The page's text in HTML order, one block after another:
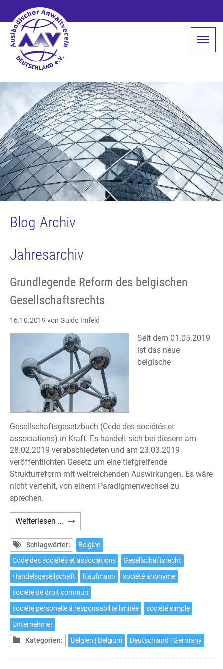
Blog-Archiv
Jahresarchiv
Grundlegende Reform des belgischen
Gesellschaftsrechts
16.10.2019 von Guido Imfeld
Seit dem 01.05.2019
ist das neue
belgische
Gesellschaftsgesetzbuch (Code des sociétés et
associations) in Kraft. Es handelt sich bei diesem am
28.02.2019 verabschiedeten und am 23.03.2019
veröffentlichten Gesetz um eine tiefgreifende
Strukturreform mit weitreichenden Auswirkungen. Es wäre
nicht verfehlt, von einem Paradigmenwechsel zu
sprechen.
Weiterlesen … Grundlegende
Reform
des
belgischen
Gesellschaftsrechts
Schlagwörter:
Belgien
Code des sociétés et associations
Gesellschaftsrecht
Handelsgesellschaft
Kaufmann
société anonyme
société de droit commun
société personelle á responsabilité limitée
société simple
Unternehmer
Kategorien:
Belgien | Belgium Deutschland | Germany